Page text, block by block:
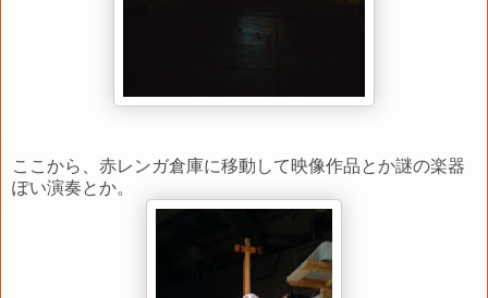
ここから、赤レンガ倉庫に移動して映像作品とか謎の楽器
ぽい演奏とか。